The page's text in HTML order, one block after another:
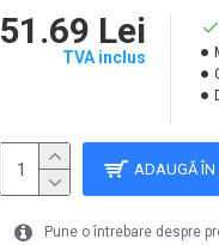
51.69 Lei
TVA inclus
ADAUGĂ ÎN
Pune o întrebare despre